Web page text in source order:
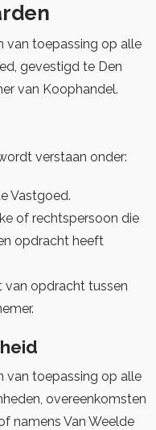
van toepassing op alle
gevestigd te Den
van Koophandel.
verstaan onder:
Vastgoed.
of rechtspersoon die
opdracht heeft
van opdracht tussen
van toepassing op alle
overeenkomsten
namens Van Weelde